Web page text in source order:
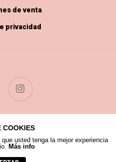
de venta
privacidad
Silvestres.
COOKIES
usted tenga la mejor experiencia
Más info